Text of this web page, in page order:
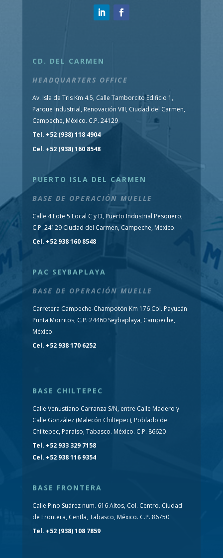
CD. DEL CARMEN
HEADQUARTERS OFFICE
Av. Isla de Tris Km 4.5, Calle Tamborcito Edificio 1,
Parque Industrial, Renovación VIII, Ciudad del Carmen,
Campeche, México. C.P. 24129
Tel. +52 (938) 118 4904
Cel. +52 (938) 160 8548
PUERTO ISLA DEL CARMEN
BASE DE OPERACIÓN MUELLE
Calle 4 Lote 5 Local C y D, Puerto Industrial Pesquero,
C.P. 24129 Ciudad del Carmen, Campeche, México.
Cel. +52 938 160 8548
PAC SEYBAPLAYA
BASE DE OPERACIÓN MUELLE
Carretera Campeche-Champotón Km 176 Col. Payucán
Punta Morritos, C.P. 24460 Seybaplaya, Campeche,
México.
Cel. +52 938 170 6252
BASE CHILTEPEC
Calle Venustiano Carranza S/N, entre Calle Madero y
Calle González (Malecón Chiltepec), Poblado de
Chiltepec, Paraíso, Tabasco. México. C.P. 86620
Tel. +52 933 329 7158
Cel. +52 938 116 9354
BASE FRONTERA
Calle Pino Suárez num. 616 Altos, Col. Centro. Ciudad
de Frontera, Centla, Tabasco, México. C.P. 86750
Tel. +52 (938) 108 7859